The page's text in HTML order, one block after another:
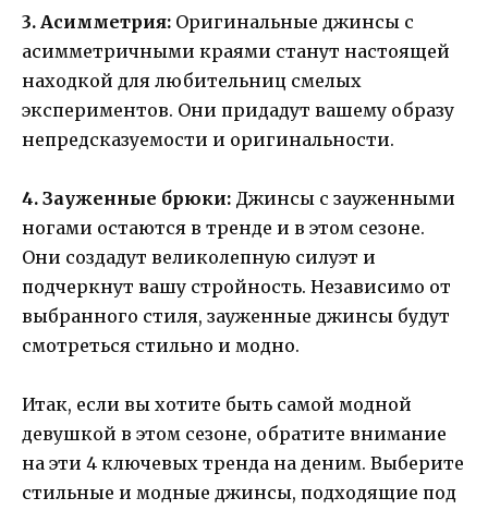
3. Асимметрия: Оригинальные джинсы с
асимметричными краями станут настоящей
находкой для любительниц смелых
экспериментов. Они придадут вашему образу
непредсказуемости и оригинальности.
4. Зауженные брюки: Джинсы с зауженными
ногами остаются в тренде и в этом сезоне.
Они создадут великолепную силуэт и
подчеркнут вашу стройность. Независимо от
выбранного стиля, зауженные джинсы будут
смотреться стильно и модно.
Итак, если вы хотите быть самой модной
девушкой в этом сезоне, обратите внимание
на эти 4 ключевых тренда на деним. Выберите
стильные и модные джинсы, подходящие под